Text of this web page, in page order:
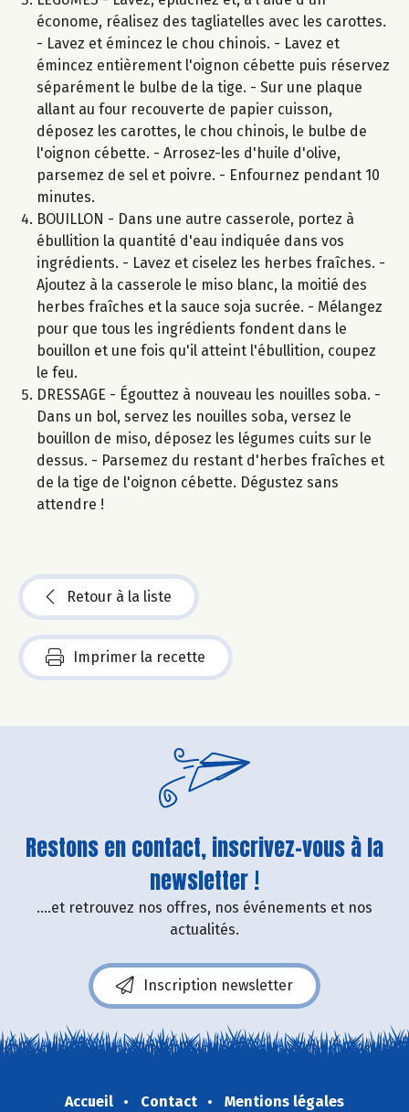
économe, réalisez des tagliatelles avec les carottes.
- Lavez et émincez le chou chinois. - Lavez et
émincez entièrement l'oignon cébette puis réservez
séparément le bulbe de la tige. - Sur une plaque
allant au four recouverte de papier cuisson,
déposez les carottes, le chou chinois, le bulbe de
l'oignon cébette. - Arrosez-les d'huile d'olive,
parsemez de sel et poivre. - Enfournez pendant 10
minutes.
BOUILLON - Dans une autre casserole, portez à
ébullition la quantité d'eau indiquée dans vos
ingrédients. - Lavez et ciselez les herbes fraîches. -
Ajoutez à la casserole le miso blanc, la moitié des
herbes fraîches et la sauce soja sucrée. - Mélangez
pour que tous les ingrédients fondent dans le
bouillon et une fois qu'il atteint l'ébullition, coupez
le feu.
DRESSAGE - Égouttez à nouveau les nouilles soba. -
Dans un bol, servez les nouilles soba, versez le
bouillon de miso, déposez les légumes cuits sur le
dessus. - Parsemez du restant d'herbes fraîches et
de la tige de l'oignon cébette. Dégustez sans
attendre !
Retour à la liste
Imprimer la recette
Restons en contact, inscrivez-vous à la
newsletter !
....et retrouvez nos offres, nos événements et nos
actualités.
Inscription newsletter
Accueil Contact
Mentions légales